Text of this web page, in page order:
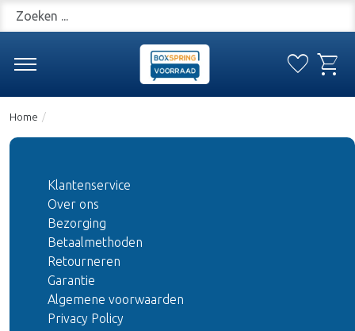
Zoeken
favorite shopping_cart
Home /
Klantenservice
Over ons
Bezorging
Betaalmethoden
Retourneren
Garantie
Algemene voorwaarden
Privacy Policy